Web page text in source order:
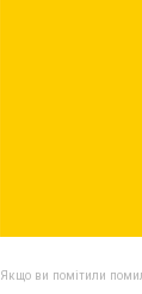
Якщо ви помітили